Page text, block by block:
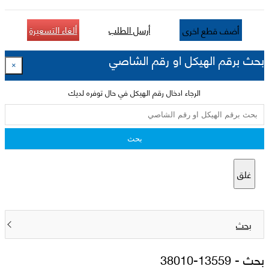
أضف قطع اخرى أرسل الطلب ألغاء التسعيرة
بحث برقم الهيكل او رقم الشاصي ×
الرجاء ادخال رقم الهيكل في حال توفره لديك
بحث
غلق
بحث
بحث -13559-38010